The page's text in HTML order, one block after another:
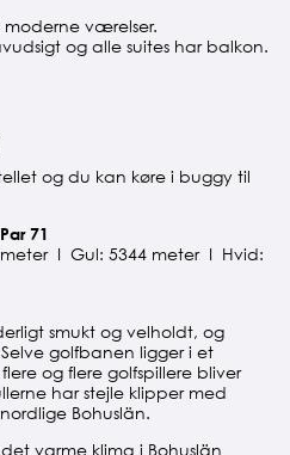
værelser.
og alle suites har balkon.
og du kan køre i buggy til
71
I Gul: 5344 meter I Hvid:
smukt og velholdt, og
golfbanen ligger i et
og flere golfspillere bliver
har stejle klipper med
Bohuslän.
varme klima i Bohuslän